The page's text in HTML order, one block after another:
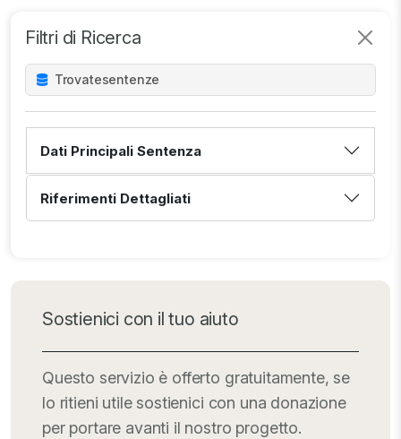
Filtri di Ricerca
Trovatesentenze
Dati Principali Sentenza
Riferimenti Dettagliati
Sostienici con il tuo aiuto
Questo servizio è offerto gratuitamente, se
lo ritieni utile sostienici con una donazione
per portare avanti il nostro progetto.